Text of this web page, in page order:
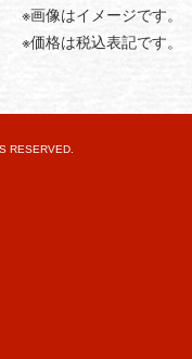
※画像はイメージです。
※価格は税込表記です。
RESERVED.